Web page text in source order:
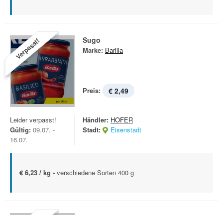
Verpasst! Sugo
Marke: Barilla
Preis: € 2,49
Leider verpasst!
Gültig: 09.07. -
16.07.
Händler: HOFER
Stadt:
Eisenstadt
€ 6,23 / kg - verschiedene Sorten 400 g